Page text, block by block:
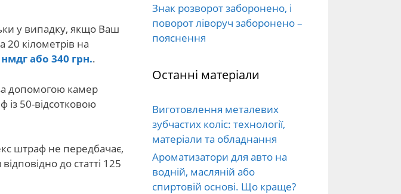
у випадку, якщо Ваш
кілометрів на
нмдг або 340 грн..
допомогою камер
із 50-відсотковою
штраф не передбачає,
до статті 125
Знак розворот заборонено, і
поворот ліворуч заборонено –
пояснення
Останні матеріали
Виготовлення металевих
зубчастих коліс: технології,
матеріали та обладнання
Ароматизатори для авто на
водній, масляній або
спиртовій основі. Що краще?